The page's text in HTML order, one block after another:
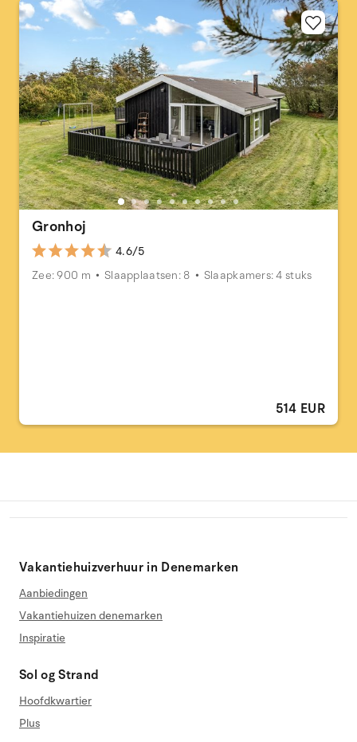
Gronhoj
4.6/5
Zee: 900 m
Slaapplaatsen: 8 Slaapkamers: 4 stuks
514 EUR
Vakantiehuizverhuur in Denemarken
Aanbiedingen
Vakantiehuizen denemarken
Inspiratie
Sol og Strand
Hoofdkwartier
Plus